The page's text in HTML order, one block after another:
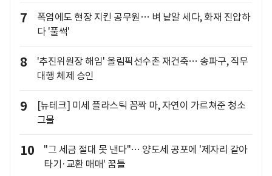
7
폭염에도 현장 지킨 공무원… 벼 낱알 세다, 화재 진압하
다 '풀썩'
8
'추진위원장 해임' 올림픽선수촌 재건축… 송파구, 직무
대행 체제 승인
9
[뉴테크] 미세 플라스틱 꼼짝 마, 자연이 가르쳐준 청소
그물
10
"그 세금 절대 못 낸다"… 양도세 공포에 '제자리 갈아
타기·교환 매매' 꿈틀